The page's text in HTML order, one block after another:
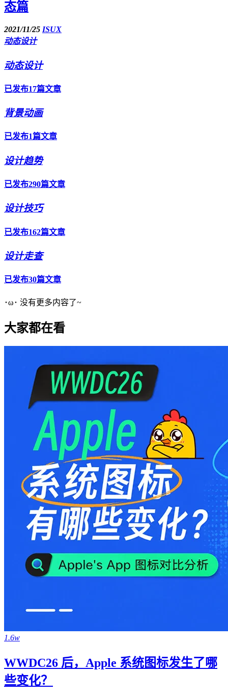
态篇
2021/11/25 ISUX
动态设计
动态设计
已发布17篇文章
背景动画
已发布1篇文章
设计趋势
已发布290篇文章
设计技巧
已发布162篇文章
设计走查
已发布30篇文章
･ω･ 没有更多内容了~
大家都在看
1.6w
WWDC26 后，Apple 系统图标发生了哪
些变化？